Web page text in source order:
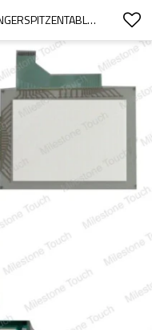
FINGERSPITZENTABLETT DES FINGERSPITZENTABLETTS A852GOT-SWD/A852GOT-SWD